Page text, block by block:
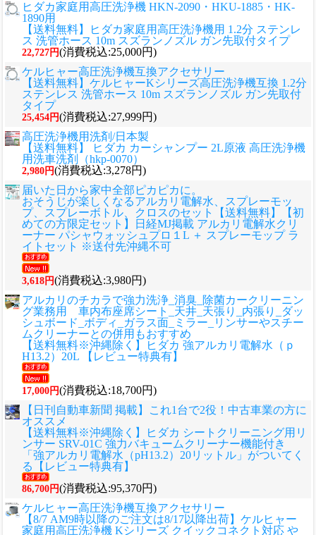
ヒダカ家庭用高圧洗浄機 HKN-2090・HKU-1885・HK-
1890用
【送料無料】ヒダカ家庭用高圧洗浄機用 1.2分 ステンレ
ス 洗管ホース 10m スズランノズル ガン先取付タイプ
22,727円(消費税込:25,000円)
ケルヒャー高圧洗浄機互換アクセサリー
【送料無料】ケルヒャーKシリーズ高圧洗浄機互換 1.2分
ステンレス 洗管ホース 10m スズランノズル ガン先取付
タイプ
25,454円(消費税込:27,999円)
高圧洗浄機用洗剤/日本製
【送料無料】 ヒダカ カーシャンプー 2L原液 高圧洗浄機
用洗車洗剤（hkp-0070）
2,980円(消費税込:3,278円)
届いた日から家中全部ピカピカに。
おそうじが楽しくなるアルカリ電解水、スプレーモッ
プ、スプレーボトル、クロスのセット
【送料無料】【初
めての方限定セット】日経MJ掲載 アルカリ電解水クリ
ーナー パシャウォッシュプロ１L ＋ スプレーモップ ラ
イトセット ※送付先沖縄不可
3,618円(消費税込:3,980円)
アルカリのチカラで強力洗浄_消臭_除菌カークリーニン
グ業務用 車内布座席シート_天井_天張り_内張り_ダッ
シュボード_ボディ_ガラス面_ミラー_リンサーやスチー
ムクリーナーとの併用もおすすめ
【送料無料※沖縄除く】ヒダカ 強アルカリ電解水（ｐ
H13.2）20L 【レビュー特典有】
17,000円(消費税込:18,700円)
【日刊自動車新聞 掲載】これ1台で2役！中古車業の方に
オススメ
【送料無料※沖縄除く】ヒダカ シートクリーニング用リ
ンサー SRV-01C 強力バキュームクリーナー機能付き
「強アルカリ電解水（pH13.2）20リットル」がついてく
る【レビュー特典有】
86,700円(消費税込:95,370円)
ケルヒャー高圧洗浄機互換アクセサリー
【8/7 AM9時以降のご注文は8/17以降出荷】ケルヒャー
家庭用高圧洗浄機 Kシリーズ クイックコネクト対応 や